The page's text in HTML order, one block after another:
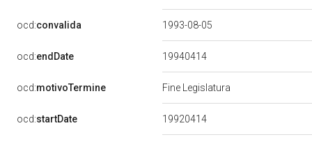
ocd:convalida 1993-08-05
ocd:endDate 19940414
ocd:motivoTermine Fine Legislatura
ocd:startDate 19920414